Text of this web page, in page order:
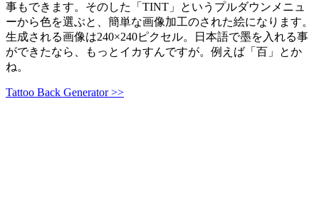
事もできます。そのした「TINT」というプルダウンメニュ
ーから色を選ぶと、簡単な画像加工のされた絵になります。
生成される画像は240×240ピクセル。日本語で墨を入れる事
ができたなら、もっとイカすんですが。例えば「百」とか
ね。
Tattoo Back Generator >>